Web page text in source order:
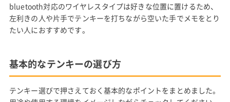
bluetooth対応のワイヤレスタイプは好きな位置に置けるため、
左利きの人や片手でテンキーを打ちながら空いた手でメモをとり
たい人におすすめです。
基本的なテンキーの選び方
テンキー選びで押さえておく基本的なポイントをまとめました。